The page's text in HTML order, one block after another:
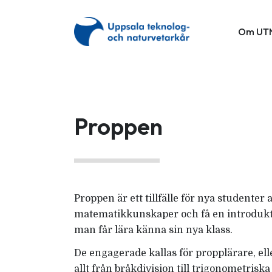
Om
Proppen
Proppen är ett tillfälle för nya studenter
matematikkunskaper och få en
man får lära känna sin nya klass.
De engagerade kallas för propplärare,
allt från bråkdivision till